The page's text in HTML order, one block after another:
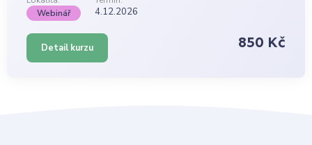
Webinář
4.12.2026
Detail kurzu 850 Kč